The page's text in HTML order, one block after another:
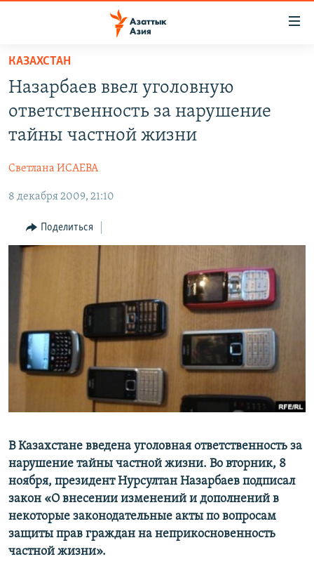
Вернуться
основному
содержанию
Вернутся
главной
Вернутся
поиску
ЦЕНТРАЛЬНАЯ АЗИЯ
КАЗАХСТАН
КЫРГЫЗСТАН
НОВОСТИ
ВОЙНА В УКРАИНЕ
КЫРГЫЗЧА
ЎЗБЕКЧА
ТОҶИКӢ
ПОДПИШИТЕСЬ НА НАС В СОЦСЕТЯХ
Все сайты РСЕ/РС
КАЗАХСТАН
Назарбаев ввел уголовную
ответственность за нарушение
тайны частной жизни
Светлана ИСАЕВА
8 декабря 2009, 21:10
Поделиться
В Казахстане введена уголовная ответственность за
нарушение тайны частной жизни. Во вторник, 8
ноября, президент Нурсултан Назарбаев подписал
закон «О внесении изменений и дополнений в
некоторые законодательные акты по вопросам
защиты прав граждан на неприкосновенность
частной жизни».